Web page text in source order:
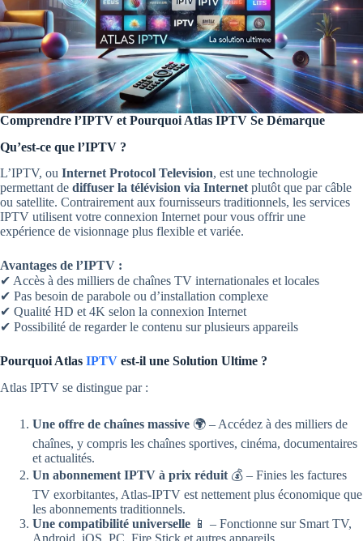
Comprendre l’IPTV et Pourquoi Atlas IPTV Se Démarque
Qu’est-ce que l’IPTV ?
L’IPTV, ou Internet Protocol Television, est une technologie
permettant de diffuser la télévision via Internetplutôt que par câble
ou satellite. Contrairement aux fournisseurs traditionnels, les services
IPTV utilisent votre connexion Internet pour vous offrir une
expérience de visionnage plus flexible et variée.
Avantages de l’IPTV :
✔ Accès à des milliers de chaînes TV internationales et locales
✔ Pas besoin de parabole ou d’installation complexe
✔ Qualité HD et 4K selon la connexion Internet
✔ Possibilité de regarder le contenu sur plusieurs appareils
Pourquoi Atlas IPTV est-il une Solution Ultime ?
Atlas IPTV se distingue par :
Une offre de chaînes massive 🌍 – Accédez à des milliers de
chaînes, y compris les chaînes sportives, cinéma, documentaires
et actualités.
Un abonnement IPTV à prix réduit 💰 – Finies les factures
TV exorbitantes, Atlas-IPTV est nettement plus économique que
les abonnements traditionnels.
Une compatibilité universelle 📱 – Fonctionne sur Smart TV,